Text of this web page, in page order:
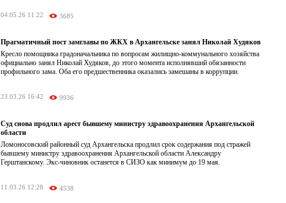
04.05.26 11:22 3685
Прагматичный пост замглавы по ЖКХ в Архангельске занял Николай Худяков
Кресло помощника градоначальника по вопросам жилищно-коммунального хозяйства
официально занял Николай Худяков, до этого момента исполнявший обязанности
профильного зама. Оба его предшественника оказались замешаны в коррупции.
23.03.26 16:42 9936
Суд снова продлил арест бывшему министру здравоохранения Архангельской
области
Ломоносовский районный суд Архангельска продлил срок содержания под стражей
бывшему министру здравоохранения Архангельской области Александру
Герштанскому. Экс-чиновник останется в СИЗО как минимум до 19 мая.
11.03.26 12:28 4538